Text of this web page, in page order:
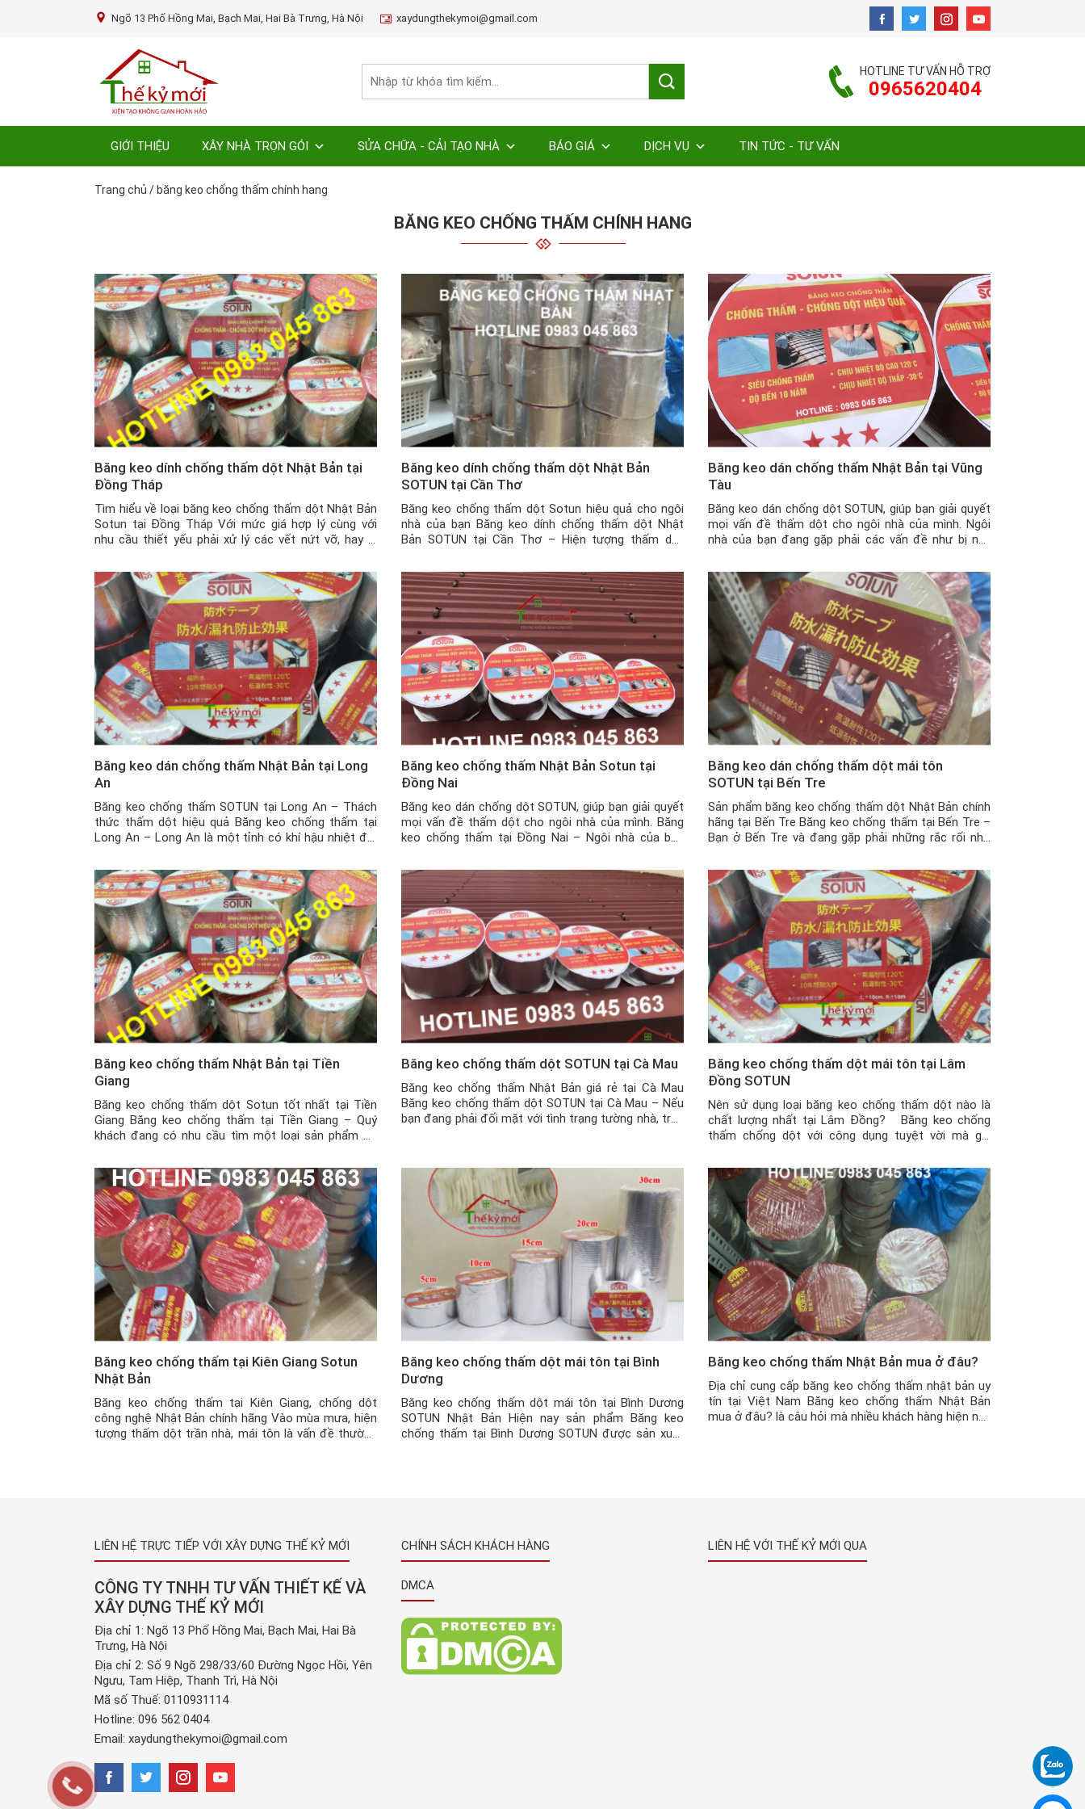
Ngõ 13 Phố Hồng Mai, Bạch Mai, Hai Bà Trưng, Hà Nội xaydungthekymoi@gmail.com
HOTLINE TƯ VẤN HỖ TRỢ
0965620404
GIỚI THIỆU XÂY NHÀ TRỌN GÓI SỬA CHỮA - CẢI TẠO NHÀ BÁO GIÁ DỊCH VỤ TIN TỨC - TƯ VẤN
Trang chủ / băng keo chống thấm chính hang
BĂNG KEO CHỐNG THẤM CHÍNH HANG
Băng keo dính chống thấm dột Nhật Bản tại
Đồng Tháp
Tìm hiểu về loại băng keo chống thấm dột Nhật Bản
Sotun tại Đồng Tháp Với mức giá hợp lý cùng với
nhu cầu thiết yếu phải xử lý các vết nứt vỡ, hay bị
công trình vào mùa mưa bão, thì băng […]
Băng keo dính chống thấm dột Nhật Bản
SOTUN tại Cần Thơ
Băng keo chống thấm dột Sotun hiệu quả cho ngôi
nhà của bạn Băng keo dính chống thấm dột Nhật
Bản SOTUN tại Cần Thơ – Hiện tượng thấm dột
nói chung và tại Cần Thơ nói riêng. Để xử lý được
tình […]
Băng keo dán chống thấm Nhật Bản tại Vũng
Tàu
Băng keo dán chống dột SOTUN, giúp bạn giải quyết
mọi vấn đề thấm dột cho ngôi nhà của mình. Ngôi
nhà của bạn đang gặp phải các vấn đề như bị nứt
hay khe hở giữa tường nhà và mái tôn khiến nhà […]
Băng keo dán chống thấm Nhật Bản tại Long
An
Băng keo chống thấm SOTUN tại Long An – Thách
thức thấm dột hiệu quả Băng keo chống thấm tại
Long An – Long An là một tỉnh có khí hậu nhiệt đới
biệt là trong mùa mưa, với những ngôi nhà đã […]
Băng keo chống thấm Nhật Bản Sotun tại
Đồng Nai
Băng keo dán chống dột SOTUN, giúp bạn giải quyết
mọi vấn đề thấm dột cho ngôi nhà của mình. Băng
keo chống thấm tại Đồng Nai – Ngôi nhà của bạn
nhà, mái tôn có những vết thủng nhỏ hay khe hở […]
Băng keo dán chống thấm dột mái tôn
SOTUN tại Bến Tre
Sản phẩm băng keo chống thấm dột Nhật Bản chính
hãng tại Bến Tre Băng keo chống thấm tại Bến Tre –
Bạn ở Bến Tre và đang gặp phải những rắc rối như
hại, ẩm mốc nhà cửa khi trời mưa kéo dài, […]
Băng keo chống thấm Nhật Bản tại Tiền
Giang
Băng keo chống thấm dột Sotun tốt nhất tại Tiền
Giang Băng keo chống thấm tại Tiền Giang – Quý
khách đang có nhu cầu tìm một loại sản phẩm có
tường xi măng, mái tôn hay đường ống nước, … thì
không […]
Băng keo chống thấm dột SOTUN tại Cà Mau
Băng keo chống thấm Nhật Bản giá rẻ tại Cà Mau
Băng keo chống thấm dột SOTUN tại Cà Mau – Nếu
bạn đang phải đối mặt với tình trạng tường nhà, trần
Băng keo chống thấm dột mái tôn tại Lâm
Đồng SOTUN
Nên sử dụng loại băng keo chống thấm dột nào là
chất lượng nhất tại Lâm Đồng? Băng keo chống
thấm chống dột với công dụng tuyệt vời mà giá
hữu ích cho các ngôi nhà, kho hàng hay công xưởng.
Tuy […]
Băng keo chống thấm tại Kiên Giang Sotun
Nhật Bản
Băng keo chống thấm tại Kiên Giang, chống dột
công nghệ Nhật Bản chính hãng Vào mùa mưa, hiện
tượng thấm dột trần nhà, mái tôn là vấn đề thường
Băng keo chống thấm dột mái tôn tại Bình
Dương
Băng keo chống thấm dột mái tôn tại Bình Dương
SOTUN Nhật Bản Hiện nay sản phẩm Băng keo
chống thấm tại Bình Dương SOTUN được sản xuất
Băng keo chống thấm Nhật Bản mua ở đâu?
Địa chỉ cung cấp băng keo chống thấm nhật bản uy
tín tại Việt Nam Băng keo chống thấm Nhật Bản
mua ở đâu? là câu hỏi mà nhiều khách hàng hiện nay
LIÊN HỆ TRỰC TIẾP VỚI XÂY DỰNG THẾ KỶ MỚI
CÔNG TY TNHH TƯ VẤN THIẾT KẾ VÀ
XÂY DỰNG THẾ KỶ MỚI
Địa chỉ 1: Ngõ 13 Phố Hồng Mai, Bạch Mai, Hai Bà
Trưng, Hà Nội
Địa chỉ 2: Số 9 Ngõ 298/33/60 Đường Ngọc Hồi, Yên
Ngưu, Tam Hiệp, Thanh Trì, Hà Nội
Mã số Thuế: 0110931114
Hotline: 096 562 0404
Email: xaydungthekymoi@gmail.com
CHÍNH SÁCH KHÁCH HÀNG
DMCA
LIÊN HỆ VỚI THẾ KỶ MỚI QUA